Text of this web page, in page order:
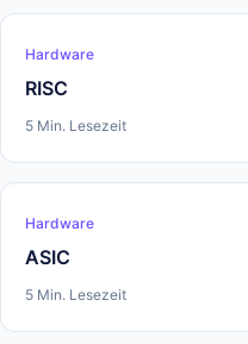
Hardware
RISC
5 Min. Lesezeit
Hardware
ASIC
5 Min. Lesezeit